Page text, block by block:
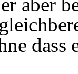
aber